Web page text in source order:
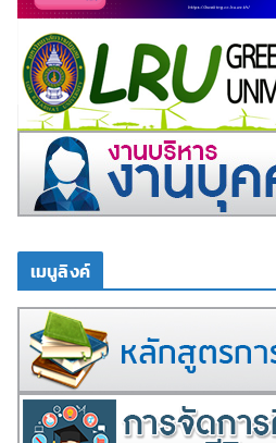
เมนูลิงค์